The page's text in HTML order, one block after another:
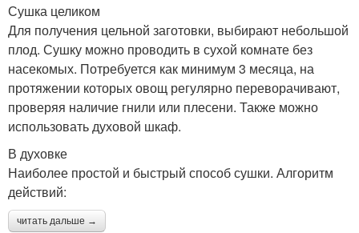
Сушка целиком
Для получения цельной заготовки, выбирают небольшой
плод. Сушку можно проводить в сухой комнате без
насекомых. Потребуется как минимум 3 месяца, на
протяжении которых овощ регулярно переворачивают,
проверяя наличие гнили или плесени. Также можно
использовать духовой шкаф.
В духовке
Наиболее простой и быстрый способ сушки. Алгоритм
действий:
читать дальше →